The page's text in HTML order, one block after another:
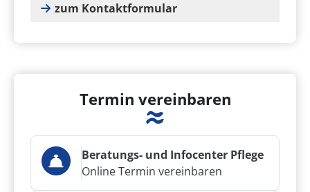
zum Kontaktformular
Termin vereinbaren
Beratungs- und Infocenter Pflege
Online Termin vereinbaren